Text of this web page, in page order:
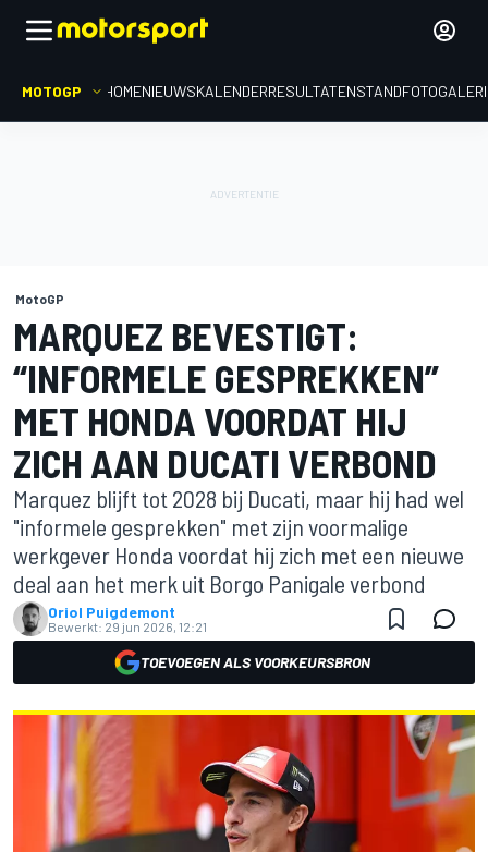
MOTOGP HOMENIEUWSKALENDERRESULTATENSTAND
MotoGP
MARQUEZ BEVESTIGT:
“INFORMELE GESPREKKEN”
MET HONDA VOORDAT HIJ
ZICH AAN DUCATI VERBOND
Marquez blijft tot 2028 bij Ducati, maar hij had wel
"informele gesprekken" met zijn voormalige
werkgever Honda voordat hij zich met een nieuwe
deal aan het merk uit Borgo Panigale verbond
Oriol Puigdemont
Bewerkt: 29 jun 2026, 12:21
TOEVOEGEN ALS VOORKEURSBRON